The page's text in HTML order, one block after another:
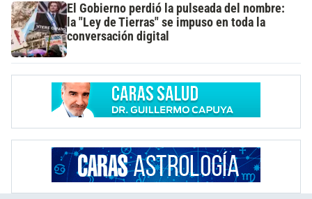
El Gobierno perdió la pulseada del nombre:
la "Ley de Tierras" se impuso en toda la
conversación digital